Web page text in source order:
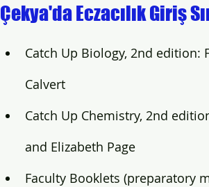
Çekya'da Eczacılık Giriş
Catch Up Biology, 2nd edition:
Calvert
Catch Up Chemistry, 2nd
and Elizabeth Page
Faculty Booklets (preparatory